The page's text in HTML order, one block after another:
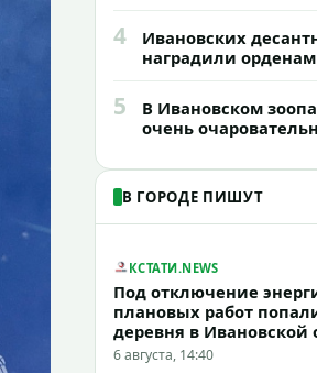
4
Ивановских
наградили
5
В Ивановском
очень
В ГОРОДЕ ПИШУТ
КСТАТИ.NEWS
Под отключение
плановых работ
деревня в Ивановской
6 августа, 14:40